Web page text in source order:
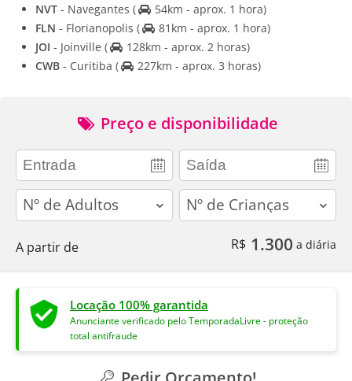
NVT - Navegantes (
54km - aprox. 1 hora)
FLN - Florianopolis (
81km - aprox. 1 hora)
JOI - Joinville (
128km - aprox. 2 horas)
CWB - Curitiba ( 227km - aprox. 3 horas)
Preço e disponibilidade
adults children
A partir de R$ 1.300 a diária
Locação 100% garantida
Anunciante verificado pelo TemporadaLivre - proteção
total antifraude